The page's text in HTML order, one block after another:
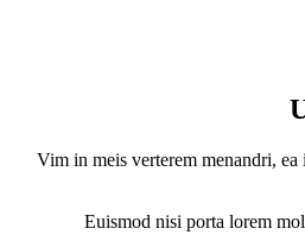
Vim in meis verterem menandri,
Euismod nisi porta lorem